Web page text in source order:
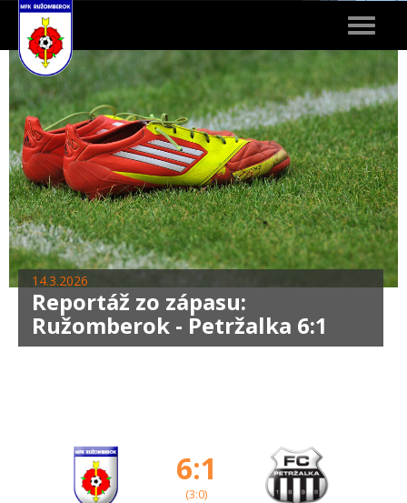
Toggle
14.3.2026
Reportáž zo zápasu:
Ružomberok - Petržalka 6:1
6:1
(3:0)